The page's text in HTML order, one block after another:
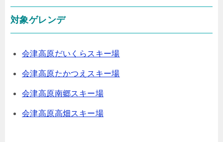
対象ゲレンデ
会津高原だいくらスキー場
会津高原たかつえスキー場
会津高原南郷スキー場
会津高原高畑スキー場